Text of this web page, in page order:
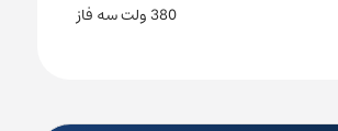
380 ولت سه فاز